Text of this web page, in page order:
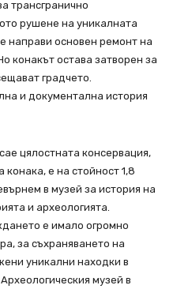
трансгранично
рушене на уникалната
направи основен ремонт на
конакът остава затворен за
градчето.
и документална история
цялостната консервация,
е на стойност 1,8
в музей за история на
и археологията.
е имало огромно
за съхраняването на
уникални находки в
музей в